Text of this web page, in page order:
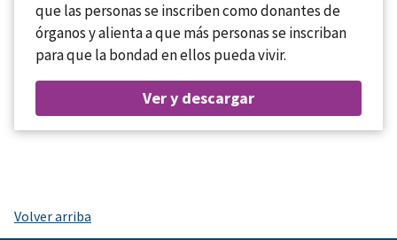
que las personas se inscriben como donantes de
órganos y alienta a que más personas se inscriban
para que la bondad en ellos pueda vivir.
Ver y descargar
Volver arriba